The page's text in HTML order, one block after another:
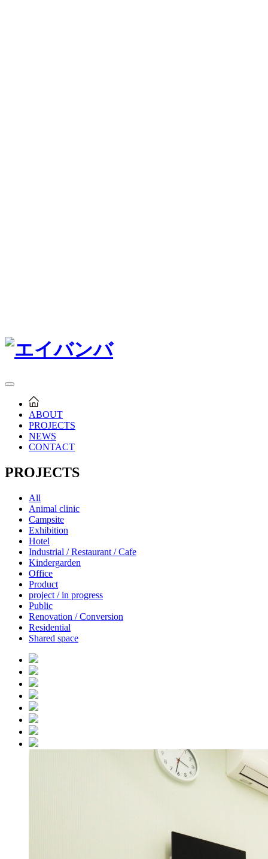
ABOUT
PROJECTS
NEWS
CONTACT
PROJECTS
All
Animal clinic
Campsite
Exhibition
Hotel
Industrial / Restaurant / Cafe
Kindergarden
Office
Product
project / in progress
Public
Renovation / Conversion
Residential
Shared space